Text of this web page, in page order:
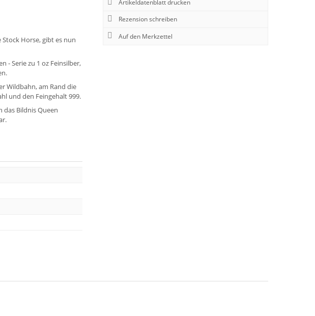
Horse, gibt es nun
- Serie zu 1 oz Feinsilber,
Wildbahn, am Rand die
und den Feingehalt 999.
das Bildnis Queen
Artikeldatenblatt drucken
Rezension schreiben